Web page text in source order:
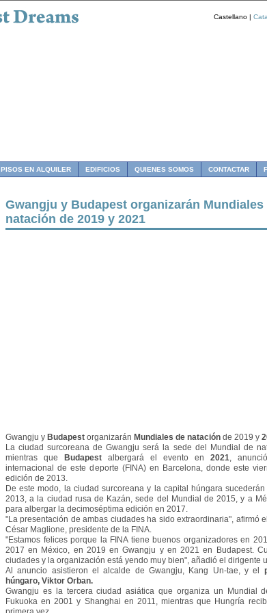
Castellano |
PISOS EN ALQUILER EDIFICIOS QUIENES SOMOS CONTACTAR
Gwangju y Budapest organizarán Mundiales
natación de 2019 y 2021
Gwangju y Budapest organizarán Mundiales de natación de 2019 y
La ciudad surcoreana de Gwangju será la sede del Mundial de
mientras que
Budapest albergará el evento en 2021,
internacional de este deporte (FINA) en Barcelona, donde este
edición de 2013.
De este modo, la ciudad surcoreana y la capital húngara
2013, a la ciudad rusa de Kazán, sede del Mundial de 2015, y a
para albergar la decimoséptima edición en 2017.
"La presentación de ambas ciudades ha sido extraordinaria", afirmó
César Maglione, presidente de la FINA.
"Estamos felices porque la FINA tiene buenos organizadores en
2017 en México, en 2019 en Gwangju y en 2021 en Budapest.
ciudades y la organización está yendo muy bien", añadió el dirigente
Al anuncio asistieron el alcalde de Gwangju, Kang Un-tae, y el
húngaro, Viktor Orban.
Gwangju es la tercera ciudad asiática que organiza un Mundial
Fukuoka en 2001 y Shanghai en 2011, mientras que Hungría